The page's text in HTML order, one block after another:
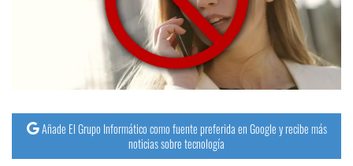
Añade El Grupo Informático como fuente preferida en Google y recibe más
noticias sobre tecnología